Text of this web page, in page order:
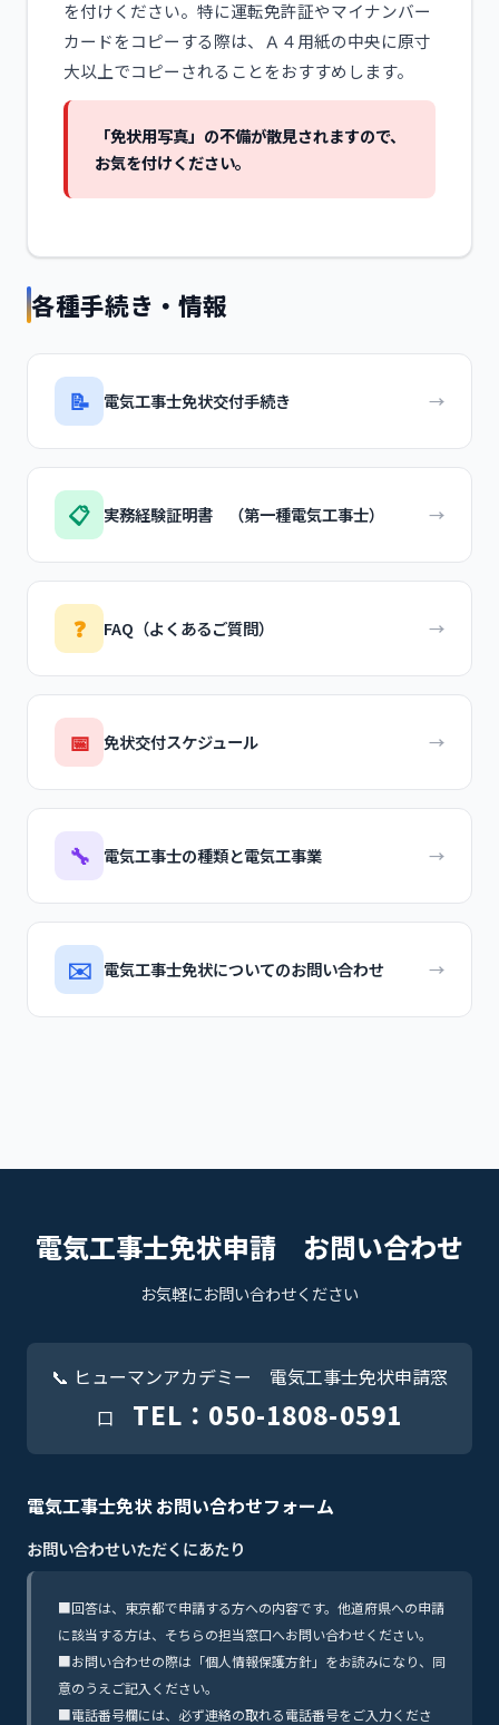
を付けください。特に運転免許証やマイナンバー
カードをコピーする際は、Ａ４用紙の中央に原寸
大以上でコピーされることをおすすめします。
「免状用写真」の不備が散見されますので、
お気を付けください。
各種手続き・情報
📝 電気工事士免状交付手続き →
📋 実務経験証明書 （第一種電気工事士） →
❓ FAQ（よくあるご質問） →
📅 免状交付スケジュール →
🔧 電気工事士の種類と電気工事業 →
✉️ 電気工事士免状についてのお問い合わせ →
電気工事士免状申請 お問い合わせ
お気軽にお問い合わせください
📞 ヒューマンアカデミー 電気工事士免状申請窓
口 TEL：050-1808-0591
電気工事士免状 お問い合わせフォーム
お問い合わせいただくにあたり
■回答は、東京都で申請する方への内容です。他道府県への申請
に該当する方は、そちらの担当窓口へお問い合わせください。
■お問い合わせの際は「個人情報保護方針」をお読みになり、同
意のうえご記入ください。
■電話番号欄には、必ず連絡の取れる電話番号をご入力くださ